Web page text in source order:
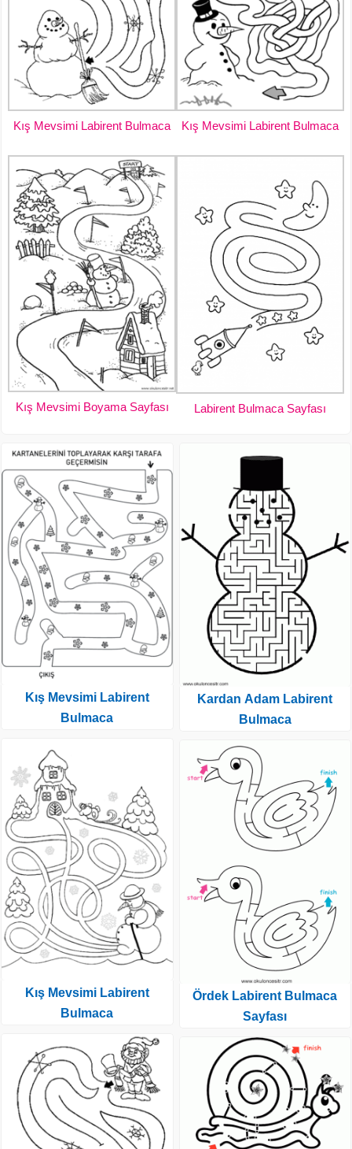
Kış Mevsimi Labirent Bulmaca Kış Mevsimi Labirent Bulmaca
Kış Mevsimi Boyama Sayfası Labirent Bulmaca Sayfası
Kış Mevsimi Labirent
Bulmaca
Kış Mevsimi Labirent
Bulmaca
Kardan Adam Labirent
Bulmaca
Ördek Labirent Bulmaca
Sayfası